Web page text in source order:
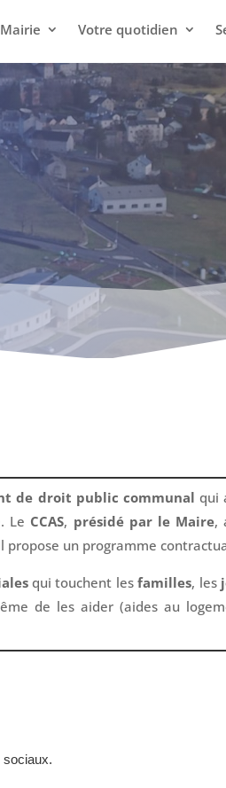
Votre quotidien
de droit public communal qui
Le CCAS, présidé par le Maire,
propose un programme
qui touchent lesfamilles, les
de les aider (aides au